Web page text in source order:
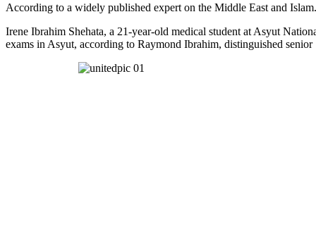
According to a widely published expert on the Middle East and Islam.
Irene Ibrahim Shehata, a 21-year-old medical student at Asyut
exams in Asyut, according to Raymond Ibrahim, distinguished